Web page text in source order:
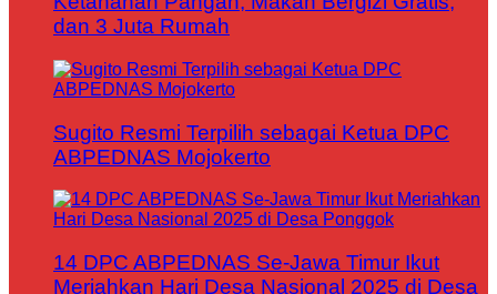
dan 3 Juta Rumah
Sugito Resmi Terpilih sebagai Ketua DPC
ABPEDNAS Mojokerto
14 DPC ABPEDNAS Se-Jawa Timur Ikut
Meriahkan Hari Desa Nasional 2025 di Desa